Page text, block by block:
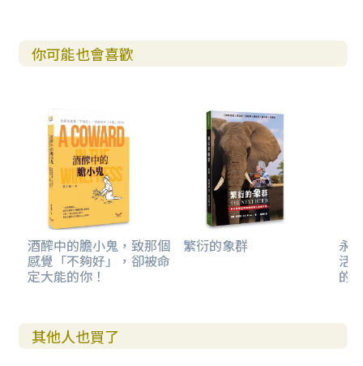
我的甲蟲不一樣
孩子可以「蝕」得起嗎？
第四章：嘉賓感言
爸爸教理財 何基佑
給父母的五個財商錦囊 莊子霖
家庭財商迷思 陳茂偉博士
追求性價比拒絕不必要的消費 盧偉成總校長
你可能也會喜歡
酒醡中的膽小鬼，致那個
感覺「不夠好」，卻被命
定大能的你！
繁衍的象群 永
活
的
其他人也買了